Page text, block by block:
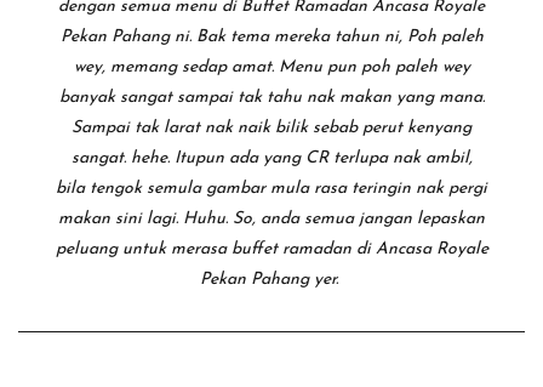
dengan semua menu di Buffet Ramadan Ancasa Royale
Pekan Pahang ni. Bak tema mereka tahun ni, Poh paleh
wey, memang sedap amat. Menu pun poh paleh wey
banyak sangat sampai tak tahu nak makan yang mana.
Sampai tak larat nak naik bilik sebab perut kenyang
sangat. hehe. Itupun ada yang CR terlupa nak ambil,
bila tengok semula gambar mula rasa teringin nak pergi
makan sini lagi. Huhu. So, anda semua jangan lepaskan
peluang untuk merasa buffet ramadan di Ancasa Royale
Pekan Pahang yer.